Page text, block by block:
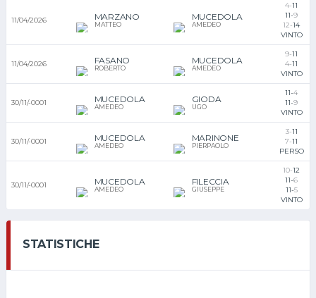
11/04/2026 MARZANO
MATTEO
MUCEDOLA
AMEDEO
4-11
11-9
12-14
VINTO
11/04/2026 FASANO
ROBERTO
MUCEDOLA
AMEDEO
9-11
4-11
VINTO
30/11/-0001 MUCEDOLA
AMEDEO
GIODA
UGO
11-4
11-9
VINTO
30/11/-0001 MUCEDOLA
AMEDEO
MARINONE
PIERPAOLO
3-11
7-11
PERSO
30/11/-0001 MUCEDOLA
AMEDEO
FILECCIA
GIUSEPPE
10-12
11-6
11-5
VINTO
STATISTICHE